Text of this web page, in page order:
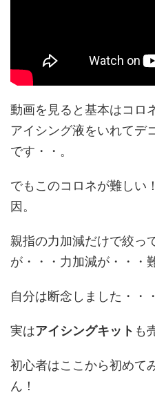
動画を見ると基本はコロ
アイシング液をいれてデ
です・・。
でもこのコロネが難しい
因。
親指の力加減だけで絞っ
が・・・力加減が・・・
自分は断念しました・・
実はアイシングキット も
初心者はここから初めて
ん！